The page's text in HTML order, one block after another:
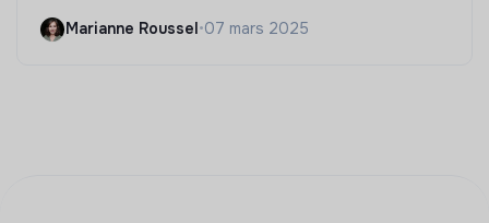
Marianne Roussel •07 mars 2025